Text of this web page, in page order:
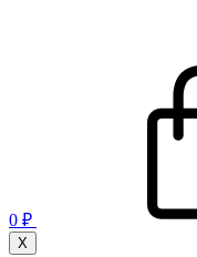
0 ₽
X